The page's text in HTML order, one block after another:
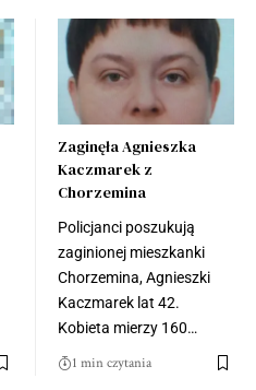
Zaginęła Agnieszka
Kaczmarek z
Chorzemina
Policjanci poszukują
zaginionej mieszkanki
Chorzemina, Agnieszki
Kaczmarek lat 42.
Kobieta mierzy 160…
1 min czytania